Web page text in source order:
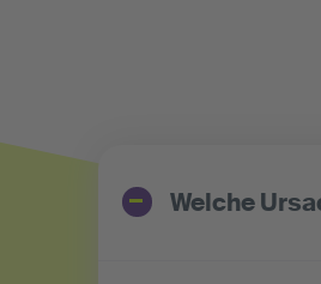
Welche